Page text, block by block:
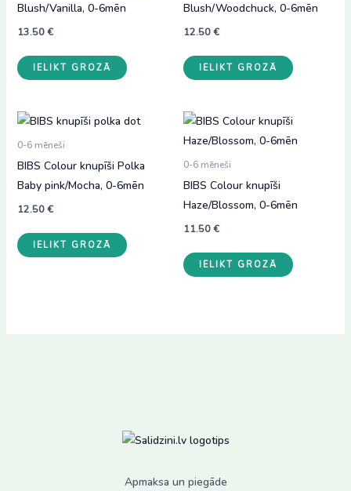
Blush/Vanilla, 0-6mēn
13.50€
IELIKT GROZĀ
Blush/Woodchuck, 0-6mēn
12.50€
IELIKT GROZĀ
0-6 mēneši
BIBS Colour knupīši Polka
Baby pink/Mocha, 0-6mēn
12.50€
IELIKT GROZĀ
0-6 mēneši
BIBS Colour knupīši
Haze/Blossom, 0-6mēn
11.50€
IELIKT GROZĀ
Apmaksa un piegāde